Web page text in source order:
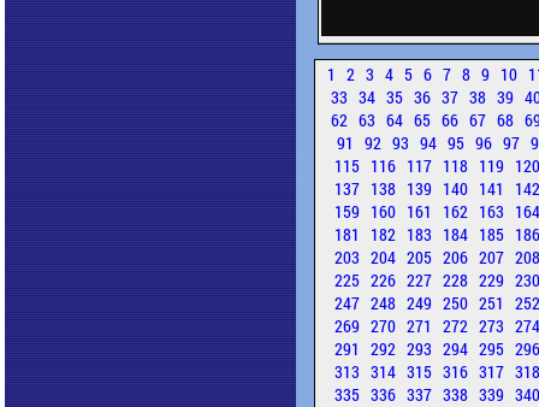
1 2 3 4 5 6 7 8 9 10
33 34 35 36 37 38 39
62 63 64 65 66 67 68
91 92 93 94 95 96 97
115 116 117 118 119
137 138 139 140 141
159 160 161 162 163
181
182 183 184 185
203 204 205 206 207
225 226 227 228 229
247 248 249 250 251
269 270 271 272 273
291 292 293 294 295
313 314 315 316 317
335 336 337 338 339